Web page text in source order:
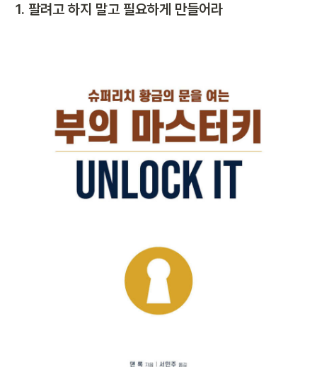
1. 팔려고 하지 말고 필요하게 만들어라